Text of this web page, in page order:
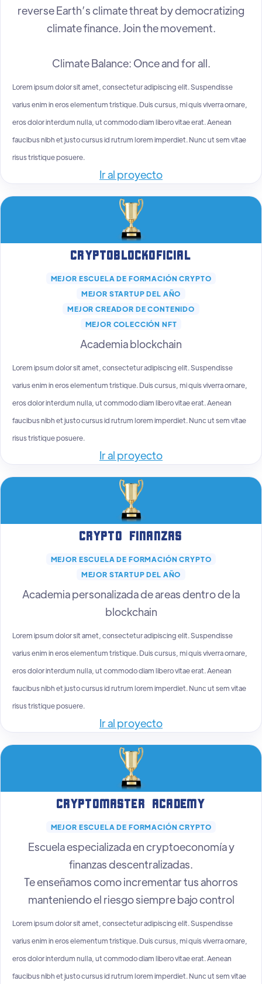
reverse Earth’s climate threat by democratizing
climate finance. Join the movement.
Climate Balance: Once and for all.
Lorem ipsum dolor sit amet, consectetur adipiscing elit. Suspendisse
varius enim in eros elementum tristique. Duis cursus, mi quis viverra ornare,
eros dolor interdum nulla, ut commodo diam libero vitae erat. Aenean
faucibus nibh et justo cursus id rutrum lorem imperdiet. Nunc ut sem vitae
risus tristique posuere.
Ir al proyecto
Cryptoblockoficial
MEJOR ESCUELA DE FORMACIÓN CRYPTO
MEJOR STARTUP DEL AÑO
MEJOR CREADOR DE CONTENIDO
MEJOR COLECCIÓN NFT
Academia blockchain
Lorem ipsum dolor sit amet, consectetur adipiscing elit. Suspendisse
varius enim in eros elementum tristique. Duis cursus, mi quis viverra ornare,
eros dolor interdum nulla, ut commodo diam libero vitae erat. Aenean
faucibus nibh et justo cursus id rutrum lorem imperdiet. Nunc ut sem vitae
risus tristique posuere.
Ir al proyecto
Crypto Finanzas
MEJOR ESCUELA DE FORMACIÓN CRYPTO
MEJOR STARTUP DEL AÑO
Academia personalizada de areas dentro de la
blockchain
Lorem ipsum dolor sit amet, consectetur adipiscing elit. Suspendisse
varius enim in eros elementum tristique. Duis cursus, mi quis viverra ornare,
eros dolor interdum nulla, ut commodo diam libero vitae erat. Aenean
faucibus nibh et justo cursus id rutrum lorem imperdiet. Nunc ut sem vitae
risus tristique posuere.
Ir al proyecto
CryptoMaster Academy
MEJOR ESCUELA DE FORMACIÓN CRYPTO
Escuela especializada en cryptoeconomía y
finanzas descentralizadas.
Te enseñamos como incrementar tus ahorros
manteniendo el riesgo siempre bajo control
Lorem ipsum dolor sit amet, consectetur adipiscing elit. Suspendisse
varius enim in eros elementum tristique. Duis cursus, mi quis viverra ornare,
eros dolor interdum nulla, ut commodo diam libero vitae erat. Aenean
faucibus nibh et justo cursus id rutrum lorem imperdiet. Nunc ut sem vitae